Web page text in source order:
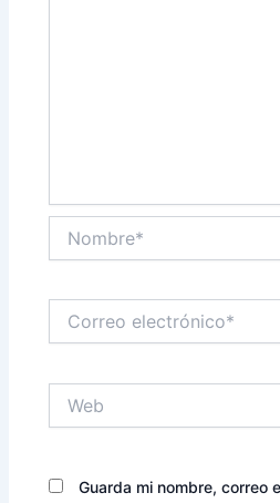
electrónico*
Guarda mi nombre, correo